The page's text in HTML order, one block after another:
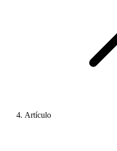
Artículo